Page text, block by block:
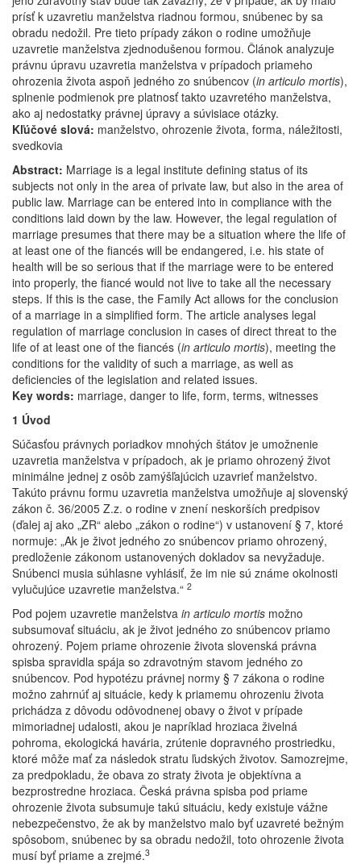
prísť k uzavretiu manželstva riadnou formou, snúbenec by sa
obradu nedožil. Pre tieto prípady zákon o rodine umožňuje
uzavretie manželstva zjednodušenou formou. Článok analyzuje
právnu úpravu uzavretia manželstva v prípadoch priameho
ohrozenia života aspoň jedného zo snúbencov (in articulo mortis),
splnenie podmienok pre platnosť takto uzavretého manželstva,
ako aj nedostatky právnej úpravy a súvisiace otázky.
Kľúčové slová: manželstvo, ohrozenie života, forma, náležitosti,
svedkovia
Abstract: Marriage is a legal institute defining status of its
subjects not only in the area of private law, but also in the area of
public law. Marriage can be entered into in compliance with the
conditions laid down by the law. However, the legal regulation of
marriage presumes that there may be a situation where the life of
at least one of the fiancés will be endangered, i.e. his state of
health will be so serious that if the marriage were to be entered
into properly, the fiancé would not live to take all the necessary
steps. If this is the case, the Family Act allows for the conclusion
of a marriage in a simplified form. The article analyses legal
regulation of marriage conclusion in cases of direct threat to the
life of at least one of the fiancés (in articulo mortis), meeting the
conditions for the validity of such a marriage, as well as
deficiencies of the legislation and related issues.
Key words: marriage, danger to life, form, terms, witnesses
1 Úvod
Súčasťou právnych poriadkov mnohých štátov je umožnenie
uzavretia manželstva v prípadoch, ak je priamo ohrozený život
minimálne jednej z osôb zamýšľajúcich uzavrieť manželstvo.
Takúto právnu formu uzavretia manželstva umožňuje aj slovenský
zákon č. 36/2005 Z.z. o rodine v znení neskorších predpisov
(ďalej aj ako „ZR“ alebo „zákon o rodine“) v ustanovení § 7, ktoré
normuje: „Ak je život jedného zo snúbencov priamo ohrozený,
predloženie zákonom ustanovených dokladov sa nevyžaduje.
Snúbenci musia súhlasne vyhlásiť, že im nie sú známe okolnosti
vylučujúce uzavretie manželstva.“ 2
Pod pojem uzavretie manželstva in articulo mortis možno
subsumovať situáciu, ak je život jedného zo snúbencov priamo
ohrozený. Pojem priame ohrozenie života slovenská právna
spisba spravidla spája so zdravotným stavom jedného zo
snúbencov. Pod hypotézu právnej normy § 7 zákona o rodine
možno zahrnúť aj situácie, kedy k priamemu ohrozeniu života
prichádza z dôvodu odôvodnenej obavy o život v prípade
mimoriadnej udalosti, akou je napríklad hroziaca živelná
pohroma, ekologická havária, zrútenie dopravného prostriedku,
ktoré môže mať za následok stratu ľudských životov. Samozrejme,
za predpokladu, že obava zo straty života je objektívna a
bezprostredne hroziaca. Česká právna spisba pod priame
ohrozenie života subsumuje takú situáciu, kedy existuje vážne
nebezpečenstvo, že ak by manželstvo malo byť uzavreté bežným
spôsobom, snúbenec by sa obradu nedožil, toto ohrozenie života
musí byť priame a zrejmé.3